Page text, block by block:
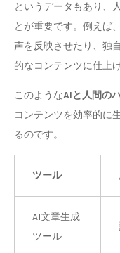
というデータもあり、
とが重要です。例えば
声を反映させたり、独
的なコンテンツに仕上
このようなAIと人間の
コンテンツを効率的に
るのです。
ツール
AI文章生成
ツール